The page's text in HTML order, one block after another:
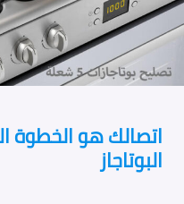
اتصالك هو الخطوة
البوتاجاز